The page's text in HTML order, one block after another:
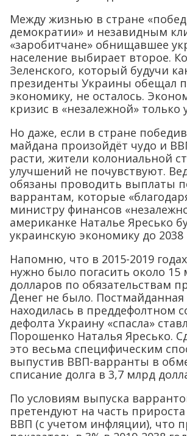
Между жизнью в стране
демократии» и незавидным
«заробитчане» обнищавшее
население выбирает второе.
Зеленского, который будучи
президенты Украины обещал
экономику, не осталось.
кризис в «незалежной» только
Но даже, если в стране
майдана произойдёт чудо и
расти, жители колониальной
улучшений не почувствуют.
обязаны проводить выплаты
варрантам, которые
министру финансов
американке Наталье Яресько
украинскую экономику до 2038
Напомню, что в 2015-2019
нужно было погасить около 15
долларов по обязательствам
Денег не было. Постмайданная
находилась в преддефолтном
дефолта Украину «спасла»
Порошенко Наталья Яресько.
это весьма специфическим
выпустив ВВП-варранты в
списание долга в 3,7 млрд
По условиям выпуска
претендуют на часть
ВВП (с учетом инфляции), что